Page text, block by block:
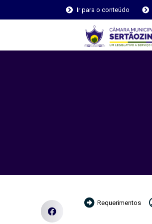
Ir para o conteúdo
Requerimentos